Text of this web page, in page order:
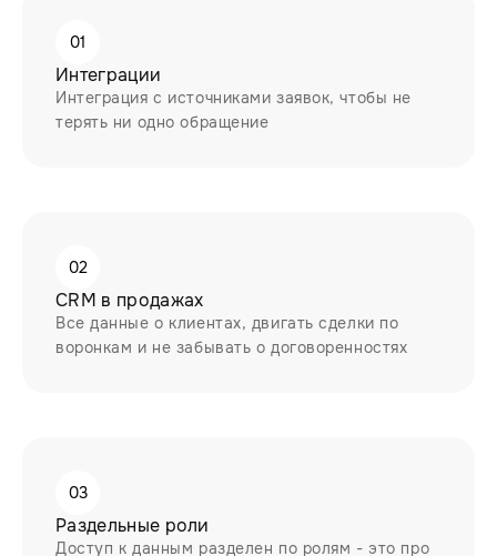
01
Интеграции
Интеграция с источниками заявок, чтобы не
терять ни одно обращение
02
CRM в продажах
Все данные о клиентах, двигать сделки по
воронкам и не забывать о договоренностях
03
Раздельные роли
Доступ к данным разделен по ролям - это про